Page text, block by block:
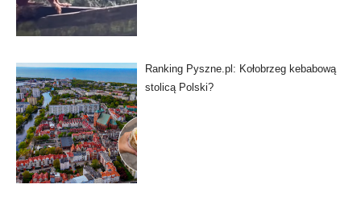
Ranking Pyszne.pl: Kołobrzeg kebabową
stolicą Polski?